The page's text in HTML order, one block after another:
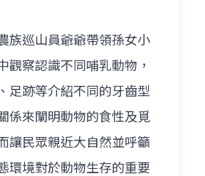
族巡山員爺爺帶領孫女小
觀察認識不同哺乳動物，
足跡等介紹不同的牙齒型
係來闡明動物的食性及覓
讓民眾親近大自然並呼籲
環境對於動物生存的重要